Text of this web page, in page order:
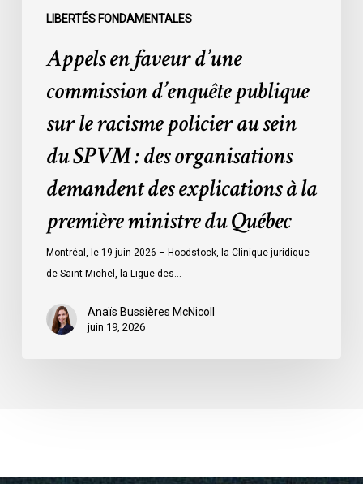
LIBERTÉS FONDAMENTALES
SPVM
organisations
explications
première
ministre
Québec
Appels en faveur d’une
commission d’enquête publique
sur le racisme policier au sein
du SPVM : des organisations
demandent des explications à la
première ministre du Québec
Montréal, le 19 juin 2026 – Hoodstock, la Clinique juridique
de Saint-Michel, la Ligue des…
Anaïs Bussières McNicoll
juin 19, 2026